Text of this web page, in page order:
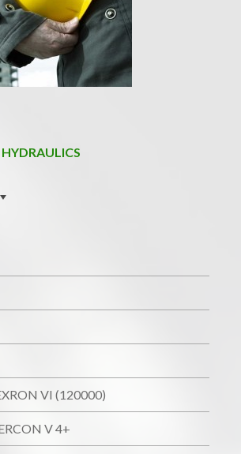
HYDRAULICS
VI (120000)
V 4+